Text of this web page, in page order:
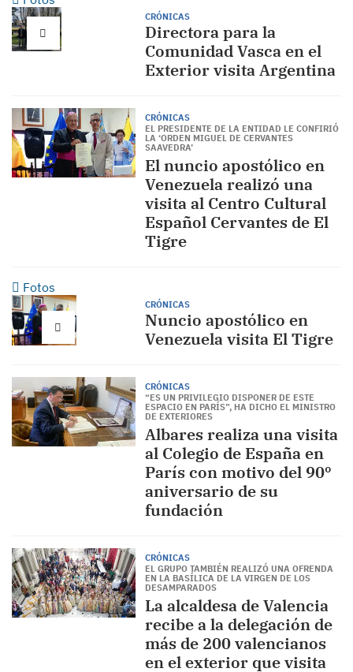
CRÓNICAS
Directora para la
Comunidad Vasca en el
Exterior visita Argentina
CRÓNICAS
EL PRESIDENTE DE LA ENTIDAD LE CONFIRIÓ
LA ‘ORDEN MIGUEL DE CERVANTES
SAAVEDRA’
El nuncio apostólico en
Venezuela realizó una
visita al Centro Cultural
Español Cervantes de El
Tigre
Fotos
CRÓNICAS
Nuncio apostólico en
Venezuela visita El Tigre
CRÓNICAS
“ES UN PRIVILEGIO DISPONER DE ESTE
ESPACIO EN PARÍS”, HA DICHO EL MINISTRO
DE EXTERIORES
Albares realiza una visita
al Colegio de España en
París con motivo del 90º
aniversario de su
fundación
CRÓNICAS
EL GRUPO TAMBIÉN REALIZÓ UNA OFRENDA
EN LA BASÍLICA DE LA VIRGEN DE LOS
DESAMPARADOS
La alcaldesa de Valencia
recibe a la delegación de
más de 200 valencianos
en el exterior que visita